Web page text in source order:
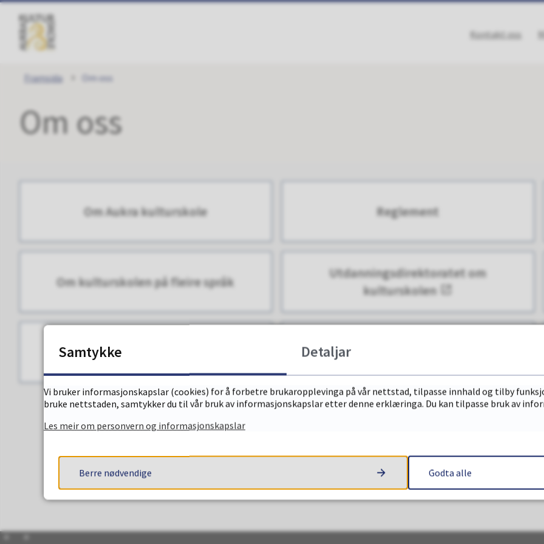
kulturskole
Kontakt oss
Du
her:
Framsida Om oss
Om oss
Om Aukra kulturskole Reglement
Om kulturskolen på fleire språk
Utdanningsdirektoratet om
kulturskolen
Ledige stillingar i kulturskolen
Samtykke Detaljar
Vi bruker informasjonskapslar (cookies) for å forbetre brukaropplevinga på vår nettstad, tilpasse innhald og tilby
bruke nettstaden, samtykker du til vår bruk av informasjonskapslar etter denne erklæringa. Du kan tilpasse bruk av
Les meir om personvern og informasjonskapslar
Berre nødvendige Godta alle